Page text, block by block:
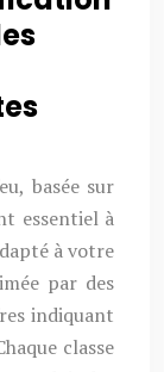
basée sur
essentiel à
à votre
par des
indiquant
classe